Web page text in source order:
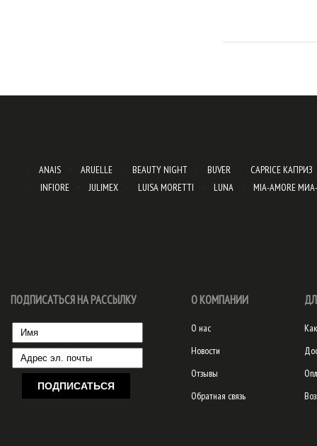
ANAIS ARUELLE BEAUTY NIGHT BUVER
CAPRICE КАПРИЗ
INFIORE
JULIMEX LUISA MORETTI LUNA MIA-AMORE
ПОДПИСАТЬСЯ НА РАССЫЛКУ О КОМПАНИИ
О нас
Новости
Отзывы
Обратная связь